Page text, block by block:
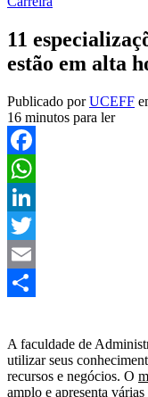
11
estão em alta
Publicado porUCEFF
16 minutos para ler
Facebook
WhatsApp
LinkedIn
Twitter
Email
A faculdade de
utilizar seus
recursos e negócios. O
amplo e apresenta